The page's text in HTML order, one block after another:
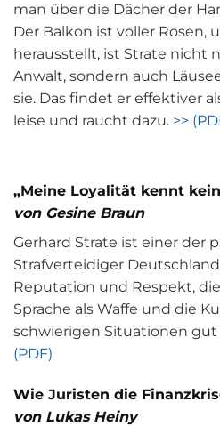
man über die Dächer der
Der Balkon ist voller Rosen,
herausstellt, ist Strate nicht
Anwalt, sondern auch
sie. Das findet er effektiver
leise und raucht dazu. >>
„Meine Loyalität kennt
von Gesine Braun
Gerhard Strate ist einer der
Strafverteidiger
Reputation und Respekt,
Sprache als Waffe und die
schwierigen Situationen
(PDF)
Wie Juristen die
von Lukas Heiny